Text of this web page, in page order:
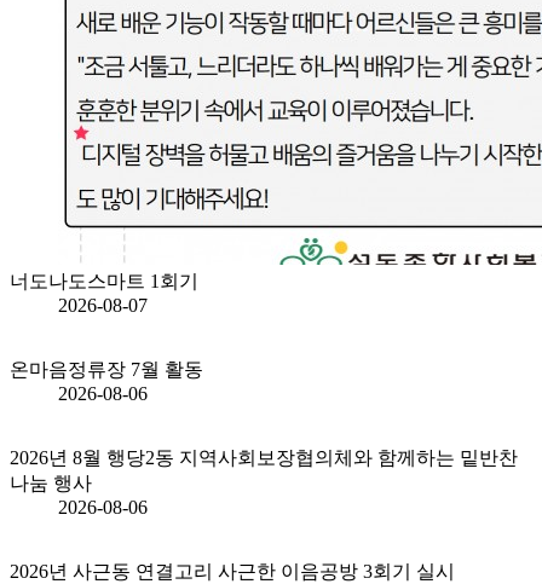
너도나도스마트 1회기
2026-08-07
온마음정류장 7월 활동
2026-08-06
2026년 8월 행당2동 지역사회보장협의체와 함께하는 밑반찬
나눔 행사
2026-08-06
2026년 사근동 연결고리 사근한 이음공방 3회기 실시